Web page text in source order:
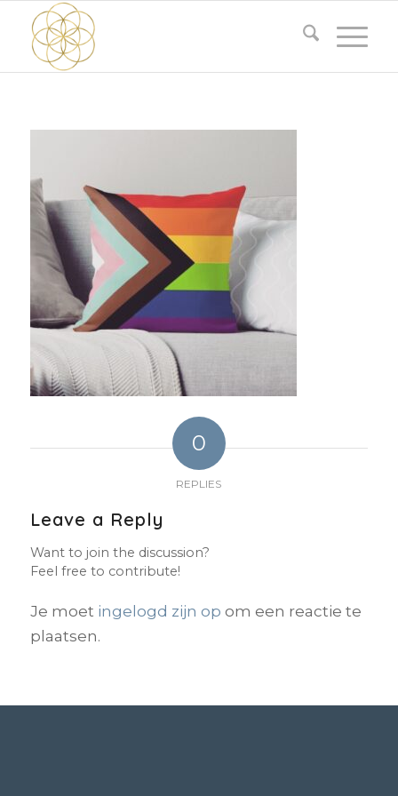
0
REPLIES
Leave a Reply
Want to join the discussion?
Feel free to contribute!
Je moet ingelogd zijn op om een reactie te
plaatsen.